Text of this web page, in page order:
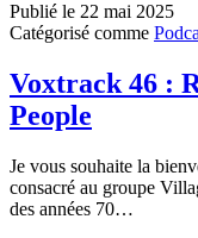
Publié le 22 mai 2025
Catégorisé comme
Voxtrack 46 :
People
Je vous souhaite la
consacré au groupe
des années 70…